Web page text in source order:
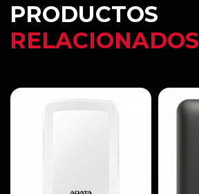
PRODUCTOS
RELACIONADOS